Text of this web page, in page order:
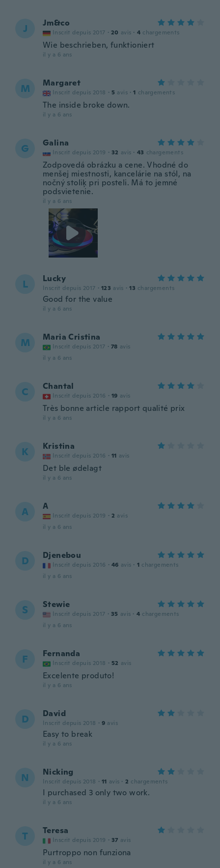
J Jm&co
Inscrit depuis 2017 · 20 avis · 4 chargements
Wie beschrieben, funktioniert
il y a 6 ans
M Margaret
Inscrit depuis 2018 · 5 avis · 1 chargements
The inside broke down.
il y a 6 ans
G Galina
Inscrit depuis 2019 · 32 avis · 43 chargements
Zodpovedá obrázku a cene. Vhodné do
menšej miestnosti, kancelárie na stól, na
nočný stoliķ pri posteli. Má to jemné
podsvietenie.
il y a 6 ans
L Lucky
Inscrit depuis 2017 · 123 avis · 13 chargements
Good for the value
il y a 6 ans
M Maria Cristina
Inscrit depuis 2017 · 78 avis
il y a 6 ans
C Chantal
Inscrit depuis 2016 · 19 avis
Très bonne article rapport qualité prix
il y a 6 ans
K Kristina
Inscrit depuis 2016 · 11 avis
Det ble ødelagt
il y a 6 ans
A A
Inscrit depuis 2019 · 2 avis
il y a 6 ans
D Djenebou
Inscrit depuis 2016 · 46 avis · 1 chargements
il y a 6 ans
S Stewie
Inscrit depuis 2017 · 35 avis · 4 chargements
il y a 6 ans
F Fernanda
Inscrit depuis 2018 · 52 avis
Excelente produto!
il y a 6 ans
D David
Inscrit depuis 2018 · 9 avis
Easy to break
il y a 6 ans
N Nicking
Inscrit depuis 2018 · 11 avis · 2 chargements
I purchased 3 only two work.
il y a 6 ans
T Teresa
Inscrit depuis 2019 · 37 avis
Purtroppo non funziona
il y a 6 ans